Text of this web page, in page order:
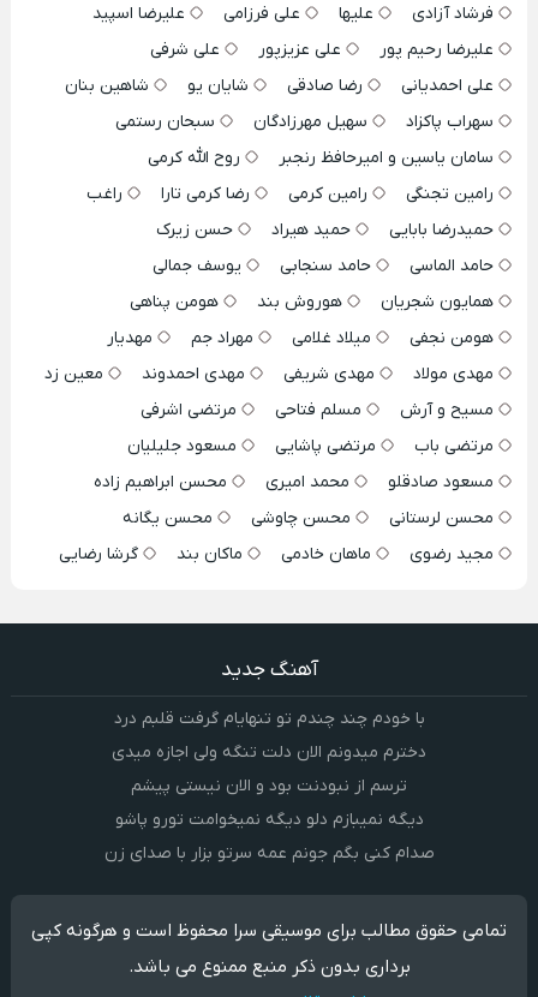
فرشاد آزادی
علیها علی فرزامی
علیرضا اسپید
علیرضا رحیم پور
علی عزیزپور
علی شرفی
علی احمدیانی
رضا صادقی شایان یو
شاهین بنان
سهراب پاکزاد
سهیل مهرزادگان
سبحان رستمی
سامان یاسین و امیرحافظ رنجبر
روح الله کرمی
رامین تجنگی
رامین کرمی رضا کرمی تارا
راغب
حمیدرضا بابایی
حمید هیراد
حسن زیرک
حامد الماسی
حامد سنجابی
یوسف جمالی
همایون شجریان
هوروش بند
هومن پناهی
هومن نجفی
میلاد غلامی مهراد جم
مهدیار
مهدی مولاد
مهدی شریفی مهدی احمدوند
معین زد
مسیح و آرش
مسلم فتاحی
مرتضی اشرفی
مرتضی باب
مرتضی پاشایی
مسعود جلیلیان
مسعود صادقلو
محمد امیری
محسن ابراهیم زاده
محسن لرستانی
محسن چاوشی
محسن یگانه
مجید رضوی
ماهان خادمی ماکان بند گرشا رضایی
آهنگ جدید
با خودم چند چندم تو تنهایام گرفت قلبم درد
دخترم میدونم الان دلت تنگه ولی اجازه میدی
ترسم از نبودنت بود و الان نیستی پیشم
دیگه نمیبازم دلو دیگه نمیخوامت تورو پاشو
صدام کنی بگم جونم عمه سرتو بزار با صدای زن
تمامی حقوق مطالب برای موسیقی سرا محفوظ است و هرگونه کپی
برداری بدون ذکر منبع ممنوع می باشد.